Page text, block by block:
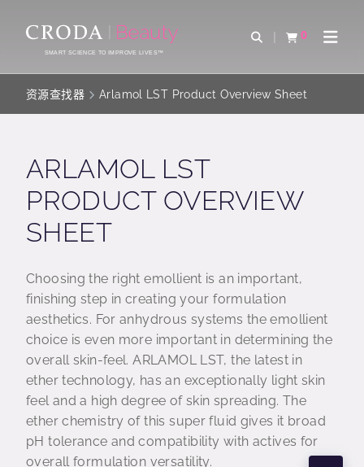
CONTENTSMART SCIENCE TO IMPROVE LIVES™
Open Search
0
查看购物车Open
资源查找器 Arlamol LST Product Overview Sheet
ARLAMOL LST
PRODUCT OVERVIEW
SHEET
Choosing the right emollient is an important,
finishing step in creating your formulation
aesthetics. For anhydrous systems the emollient
choice is even more important in determining the
overall skin-feel. ARLAMOL LST, the latest in
ether technology, has an exceptionally light skin
feel and a high degree of skin spreading. The
ether chemistry of this super fluid gives it broad
pH tolerance and compatibility with actives for
overall formulation versatility.